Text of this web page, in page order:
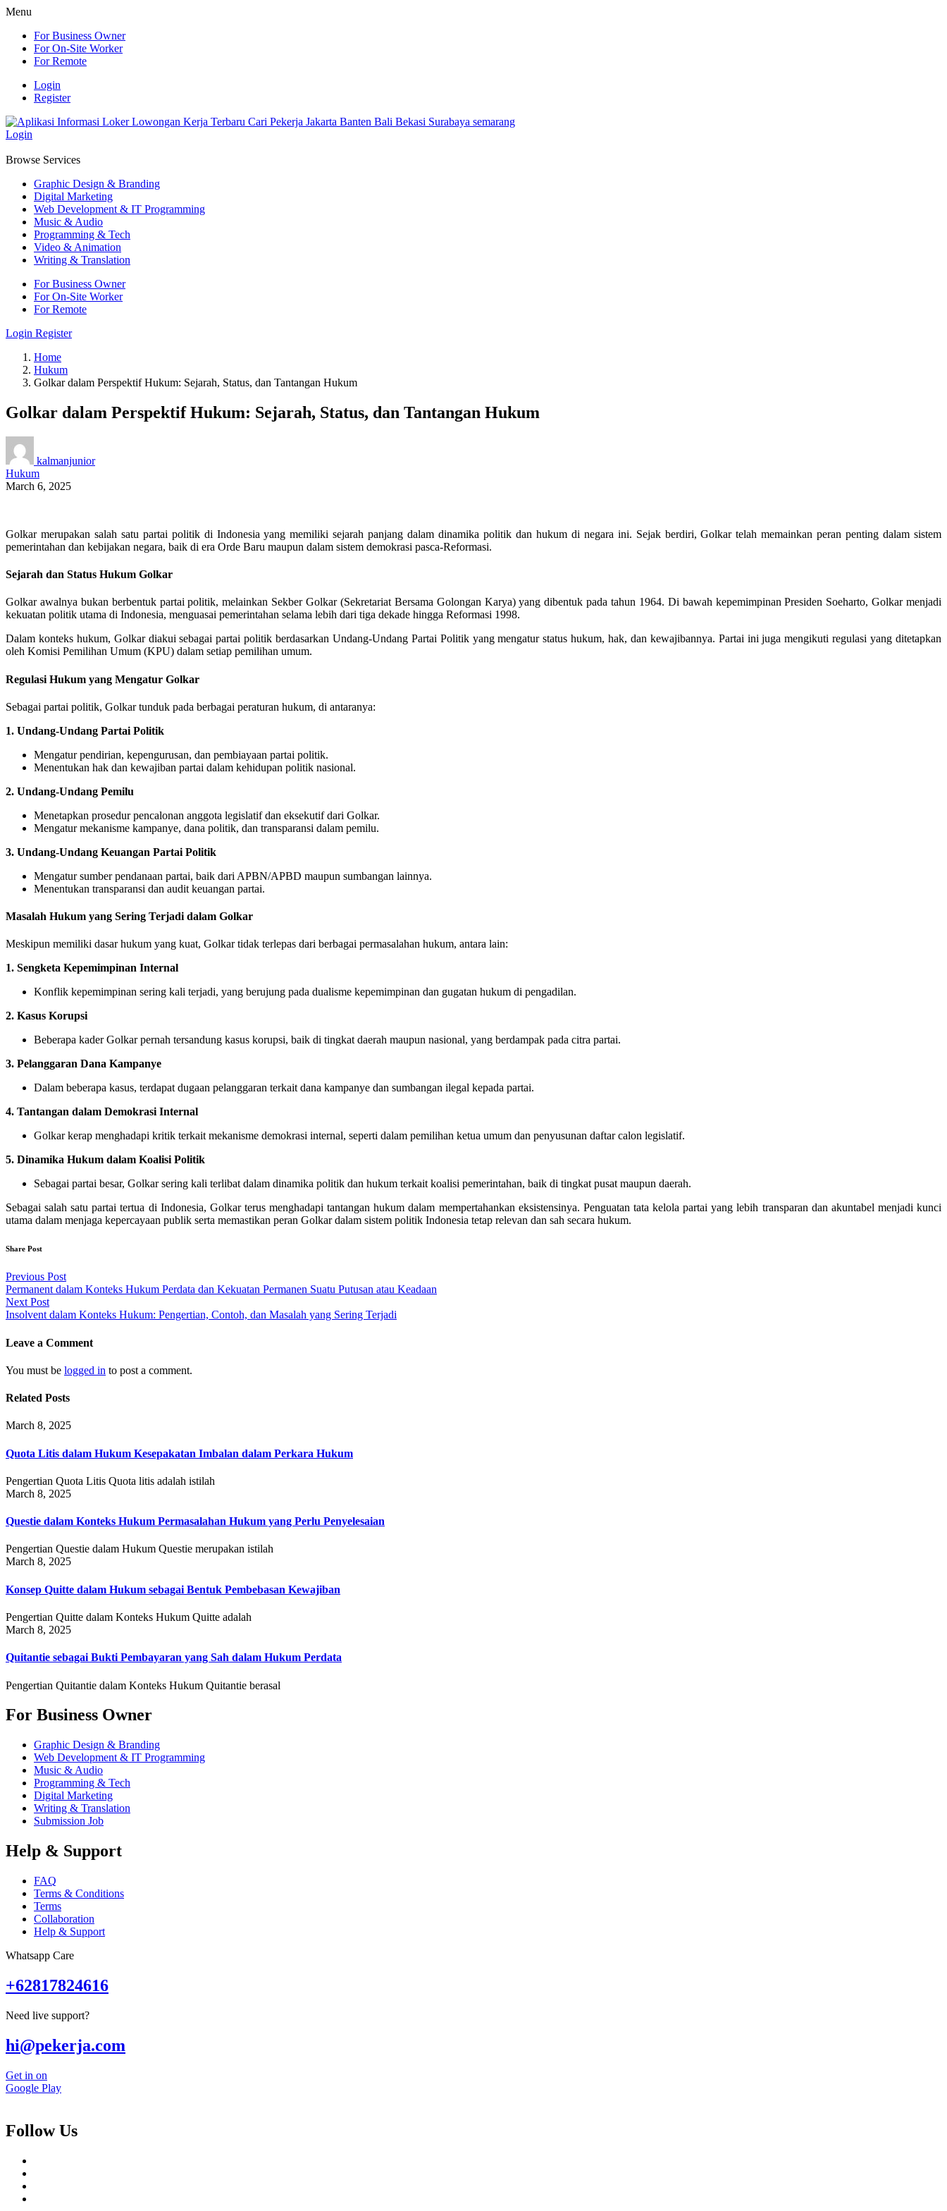
Menu
For Business Owner
For On-Site Worker
For Remote
Login
Register
Login
Browse Services
Graphic Design & Branding
Digital Marketing
Web Development & IT Programming
Music & Audio
Programming & Tech
Video & Animation
Writing & Translation
For Business Owner
For On-Site Worker
For Remote
Login Register
Home
Hukum
Golkar dalam Perspektif Hukum: Sejarah, Status, dan Tantangan Hukum
Golkar dalam Perspektif Hukum: Sejarah, Status, dan Tantangan Hukum
kalmanjunior
Hukum
March 6, 2025
Golkar merupakan salah satu partai politik di Indonesia yang memiliki sejarah panjang dalam dinamika politik dan hukum di negara ini. Sejak berdiri, Golkar telah memainkan peran penting dalam sistem
pemerintahan dan kebijakan negara, baik di era Orde Baru maupun dalam sistem demokrasi pasca-Reformasi.
Sejarah dan Status Hukum Golkar
Golkar awalnya bukan berbentuk partai politik, melainkan Sekber Golkar (Sekretariat Bersama Golongan Karya) yang dibentuk pada tahun 1964. Di bawah kepemimpinan Presiden Soeharto, Golkar menjadi
kekuatan politik utama di Indonesia, menguasai pemerintahan selama lebih dari tiga dekade hingga Reformasi 1998.
Dalam konteks hukum, Golkar diakui sebagai partai politik berdasarkan Undang-Undang Partai Politik yang mengatur status hukum, hak, dan kewajibannya. Partai ini juga mengikuti regulasi yang ditetapkan
oleh Komisi Pemilihan Umum (KPU) dalam setiap pemilihan umum.
Regulasi Hukum yang Mengatur Golkar
Sebagai partai politik, Golkar tunduk pada berbagai peraturan hukum, di antaranya:
1. Undang-Undang Partai Politik
Mengatur pendirian, kepengurusan, dan pembiayaan partai politik.
Menentukan hak dan kewajiban partai dalam kehidupan politik nasional.
2. Undang-Undang Pemilu
Menetapkan prosedur pencalonan anggota legislatif dan eksekutif dari Golkar.
Mengatur mekanisme kampanye, dana politik, dan transparansi dalam pemilu.
3. Undang-Undang Keuangan Partai Politik
Mengatur sumber pendanaan partai, baik dari APBN/APBD maupun sumbangan lainnya.
Menentukan transparansi dan audit keuangan partai.
Masalah Hukum yang Sering Terjadi dalam Golkar
Meskipun memiliki dasar hukum yang kuat, Golkar tidak terlepas dari berbagai permasalahan hukum, antara lain:
1. Sengketa Kepemimpinan Internal
Konflik kepemimpinan sering kali terjadi, yang berujung pada dualisme kepemimpinan dan gugatan hukum di pengadilan.
2. Kasus Korupsi
Beberapa kader Golkar pernah tersandung kasus korupsi, baik di tingkat daerah maupun nasional, yang berdampak pada citra partai.
3. Pelanggaran Dana Kampanye
Dalam beberapa kasus, terdapat dugaan pelanggaran terkait dana kampanye dan sumbangan ilegal kepada partai.
4. Tantangan dalam Demokrasi Internal
Golkar kerap menghadapi kritik terkait mekanisme demokrasi internal, seperti dalam pemilihan ketua umum dan penyusunan daftar calon legislatif.
5. Dinamika Hukum dalam Koalisi Politik
Sebagai partai besar, Golkar sering kali terlibat dalam dinamika politik dan hukum terkait koalisi pemerintahan, baik di tingkat pusat maupun daerah.
Sebagai salah satu partai tertua di Indonesia, Golkar terus menghadapi tantangan hukum dalam mempertahankan eksistensinya. Penguatan tata kelola partai yang lebih transparan dan akuntabel menjadi kunci
utama dalam menjaga kepercayaan publik serta memastikan peran Golkar dalam sistem politik Indonesia tetap relevan dan sah secara hukum.
Share Post
Post
navigation
Previous Post
Permanent dalam Konteks Hukum Perdata dan Kekuatan Permanen Suatu Putusan atau Keadaan
Next Post
Insolvent dalam Konteks Hukum: Pengertian, Contoh, dan Masalah yang Sering Terjadi
Leave a Comment
You must be logged in to post a comment.
Related Posts
March 8, 2025
Quota Litis dalam Hukum Kesepakatan Imbalan dalam Perkara Hukum
Pengertian Quota Litis Quota litis adalah istilah
March 8, 2025
Questie dalam Konteks Hukum Permasalahan Hukum yang Perlu Penyelesaian
Pengertian Questie dalam Hukum Questie merupakan istilah
March 8, 2025
Konsep Quitte dalam Hukum sebagai Bentuk Pembebasan Kewajiban
Pengertian Quitte dalam Konteks Hukum Quitte adalah
March 8, 2025
Quitantie sebagai Bukti Pembayaran yang Sah dalam Hukum Perdata
Pengertian Quitantie dalam Konteks Hukum Quitantie berasal
For Business Owner
Graphic Design & Branding
Web Development & IT Programming
Music & Audio
Programming & Tech
Digital Marketing
Writing & Translation
Submission Job
Help & Support
FAQ
Terms & Conditions
Terms
Collaboration
Help & Support
Whatsapp Care
+62817824616
Need live support?
hi@pekerja.com
Get in on
Google Play
Follow Us